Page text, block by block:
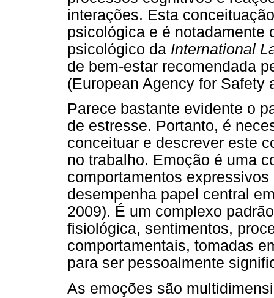
interações. Esta
psicológica e é notadamente
psicológico da International
de bem-estar recomendada
(European Agency for Safety
Parece bastante evidente o
de estresse. Portanto, é
conceituar e descrever este
no trabalho. Emoção é uma
comportamentos
desempenha papel central
2009). É um complexo
fisiológica, sentimentos,
comportamentais, tomadas
para ser pessoalmente
As emoções são